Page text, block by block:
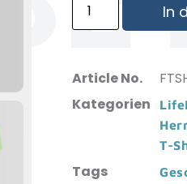
In
Article No.
Kategorien
T-
Tags